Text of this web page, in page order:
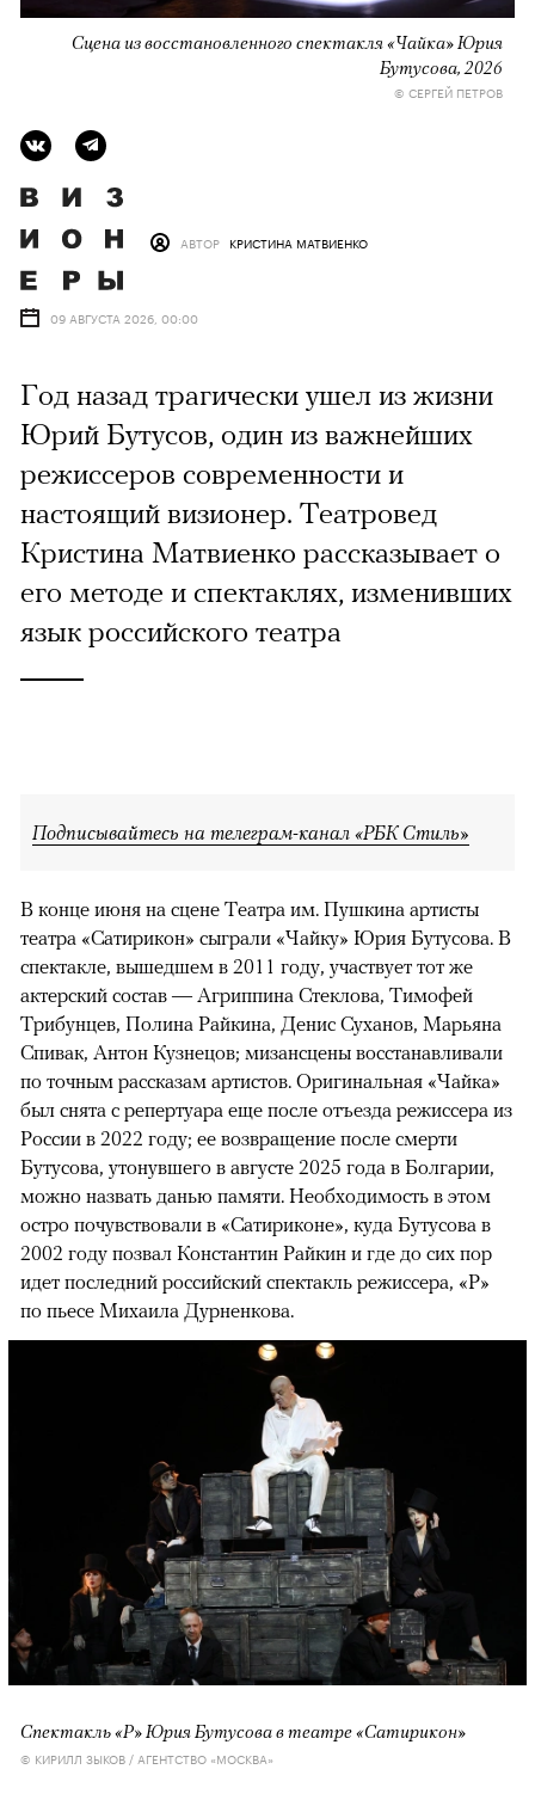
Сцена из восстановленного спектакля «Чайка» Юрия
Бутусова, 2026
© СЕРГЕЙ ПЕТРОВ
АВТОР КРИСТИНА МАТВИЕНКО
09 АВГУСТА 2026, 00:00
Год назад трагически ушел из жизни
Юрий Бутусов, один из важнейших
режиссеров современности и
настоящий визионер. Театровед
Кристина Матвиенко рассказывает о
его методе и спектаклях, изменивших
язык российского театра
Подписывайтесь на телеграм-канал «РБК Стиль»
В конце июня на сцене Театра им. Пушкина артисты
театра «Сатирикон» сыграли «Чайку» Юрия Бутусова. В
спектакле, вышедшем в 2011 году, участвует тот же
актерский состав — Агриппина Стеклова, Тимофей
Трибунцев, Полина Райкина, Денис Суханов, Марьяна
Спивак, Антон Кузнецов; мизансцены восстанавливали
по точным рассказам артистов. Оригинальная «Чайка»
был снята с репертуара еще после отъезда режиссера из
России в 2022 году; ее возвращение после смерти
Бутусова, утонувшего в августе 2025 года в Болгарии,
можно назвать данью памяти. Необходимость в этом
остро почувствовали в «Сатириконе», куда Бутусова в
2002 году позвал Константин Райкин и где до сих пор
идет последний российский спектакль режиссера, «Р»
по пьесе Михаила Дурненкова.
Спектакль «Р» Юрия Бутусова в театре «Сатирикон»
© КИРИЛЛ ЗЫКОВ / АГЕНТСТВО «МОСКВА»